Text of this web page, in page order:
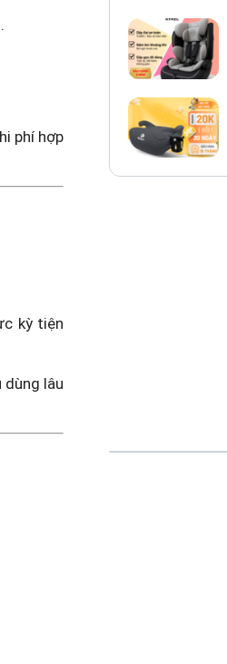
phí hợp
kỳ tiện
dùng lâu